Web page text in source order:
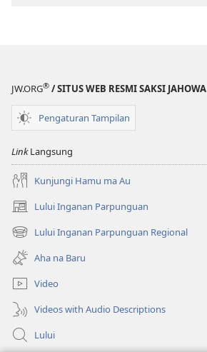
JW.ORG® / SITUS WEB RESMI SAKSI JAHOWA
Pengaturan Tampilan
LinkLangsung
Kunjungi Hamu ma Au
Lului Inganan Parpunguan
(opens
new
window)
Lului Inganan Parpunguan Regional
(opens
new
window)
Aha na Baru
Video
Videos with Audio Descriptions
Lului